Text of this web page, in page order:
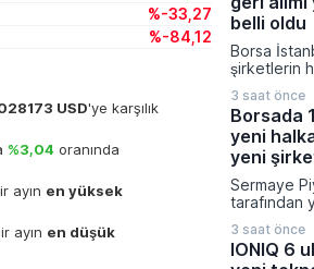
%-33,27
%-84,12
USD'ye karşılık
%3,04 oranında
ayın en yüksek
ayın en düşük
işlemleriyle
Şirketin
işlem
seviyesine
sermaye
yürürlüğe
belli oldu
Borsa
şirketlerin
yürüttükleri
süreçleri
ediyor.
Platformu
isimlerin de
kuruluşun
görülüyor.
3 saat önce
Borsada
yeni
yeni
Sermaye
tarafından
şirketin
onay
3 saat önce
IONIQ 6